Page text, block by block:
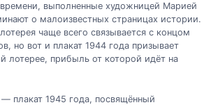
выполненные художницей Марией
о малоизвестных страницах истории.
чаще всего связывается с концом
но вот и плакат 1944 года призывает
лотерее, прибыль от которой идёт на
плакат 1945 года, посвящённый